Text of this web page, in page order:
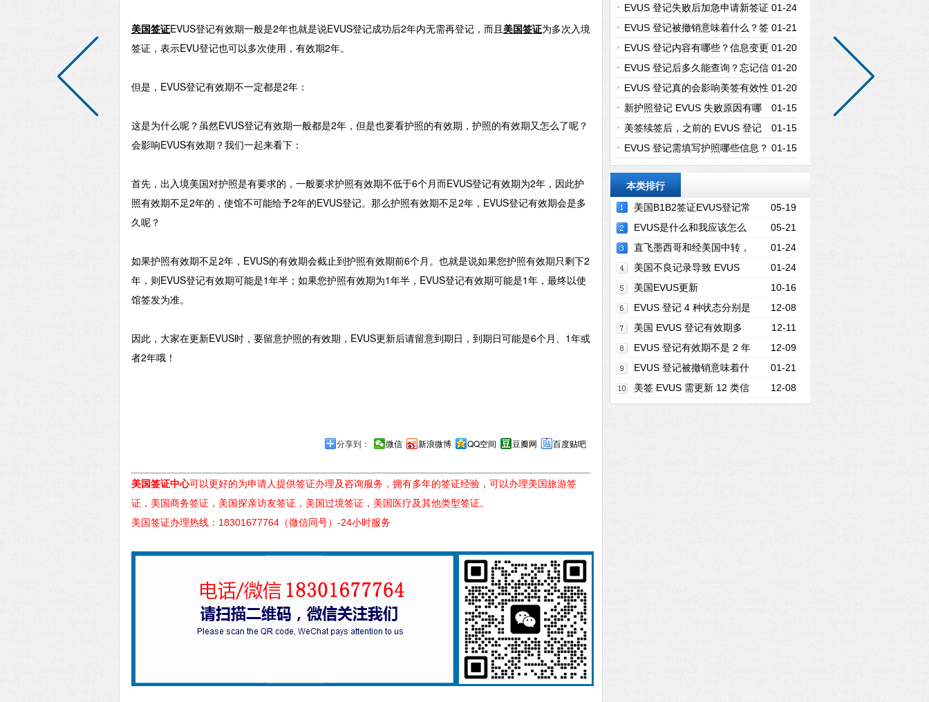
美国签证EVUS登记有效期一般是2年也就是说EVUS登记成功后2年内无需再登记，而且美国签证为多次入境
签证，表示EVU登记也可以多次使用，有效期2年。
但是， EVUS登记有效期不一定都是2年：
这是为什么呢？虽然EVUS登记有效期一般都是2年，但是也要看护照的有效期，护照的有效期又怎么了呢？
会影响EVUS有效期？我们一起来看下：
首先，出入境美国对护照是有要求的，一般要求护照有效期不低于6个月而EVUS登记有效期为2年，因此护
照有效期不足2年的，使馆不可能给予2年的EVUS登记。那么护照有效期不足2年，EVUS登记有效期会是多
久呢？
如果护照有效期不足2年，EVUS的有效期会截止到护照有效期前6个月。也就是说如果您护照有效期只剩下2
年，则EVUS登记有效期可能是1年半；如果您护照有效期为1年半，EVUS登记有效期可能是1年，最终以使
馆签发为准。
因此，大家在更新EVUS时，要留意护照的有效期，EVUS更新后请留意到期日，到期日可能是6个月、1年或
者2年哦！
分享到： 微信 新浪微博 QQ空间 豆瓣网 百度贴吧
美国签证中心可以更好的为申请人提供签证办理及咨询服务，拥有多年的签证经验，可以办理美国旅游签
证，美国商务签证，美国探亲访友签证，美国过境签证，美国医疗及其他类型签证。
美国签证办理热线：18301677764（微信同号）-24小时服务
解决吗？怎么处理？ 01-24
EVUS 登记失败后加急申请新签证
需要准备哪些材料？ 01-21
EVUS 登记被撤销意味着什么？签
证还能继续使用吗？ 01-20
EVUS 登记内容有哪些？信息变更
是否会导致登记失效？ 01-20
EVUS 登记后多久能查询？忘记信
息如何找回登记记录？ 01-20
EVUS 登记真的会影响美签有效性
吗？哪些情况要特别小心？ 01-15
新护照登记 EVUS 失败原因有哪
些？挂失旧护照算吗？ 01-15
美签续签后，之前的 EVUS 登记
还能用吗？需更新吗？ 01-15
EVUS 登记需填写护照哪些信息？
有效期要求多久？
本类排行
05-19
美国B1B2签证EVUS登记常
见问题汇总 05-21
EVUS是什么和我应该怎么
注册? 01-24
直飞墨西哥和经美国中转，
EVUS 要求有何不同？ 01-24
美国不良记录导致 EVUS
失败能解决吗？怎么处理？ 10-16
美国EVUS更新
12-08
EVUS 登记 4 种状态分别是
什么？待处理 72 小时内会有结果？ 12-11
美国 EVUS 登记有效期多
久？和护照有效期有什么关联？ 12-09
EVUS 登记有效期不是 2 年
哪些情况会缩短 01-21
EVUS 登记被撤销意味着什
么？签证还能继续使用吗？ 12-08
美签 EVUS 需更新 12 类信
息？信息变更要重新登记吗？